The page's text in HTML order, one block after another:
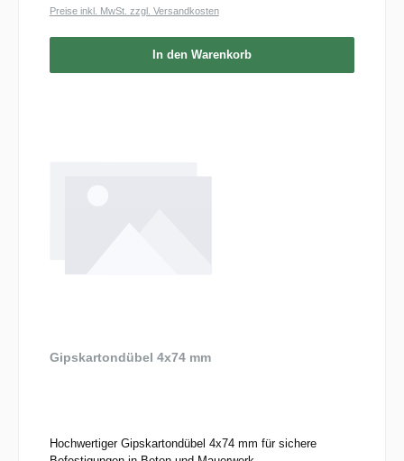
Preise inkl. MwSt. zzgl. Versandkosten
In den Warenkorb
Gipskartondübel 4x74 mm
Hochwertiger Gipskartondübel 4x74 mm für sichere